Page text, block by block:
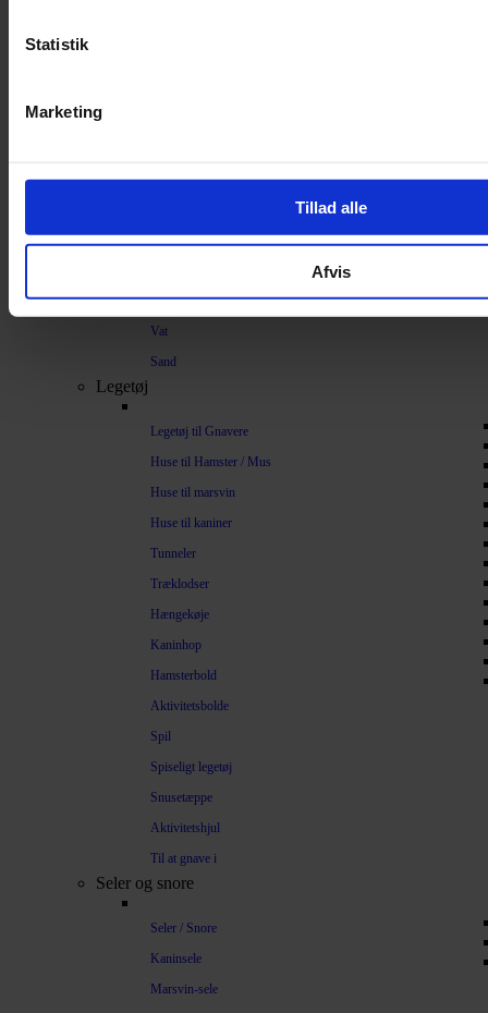
Statistik
Marketing
Tillad alle
Afvis
Savsmuld
Bommuld
Træpiller
Vat
Sand
Legetøj
Legetøj til Gnavere
Huse til Hamster / Mus
Huse til marsvin
Huse til kaniner
Tunneler
Træklodser
Hængekøje
Kaninhop
Hamsterbold
Aktivitetsbolde
Spil
Spiseligt legetøj
Snusetæppe
Aktivitetshjul
Til at gnave i
Seler og snore
Seler / Snore
Kaninsele
Marsvin-sele